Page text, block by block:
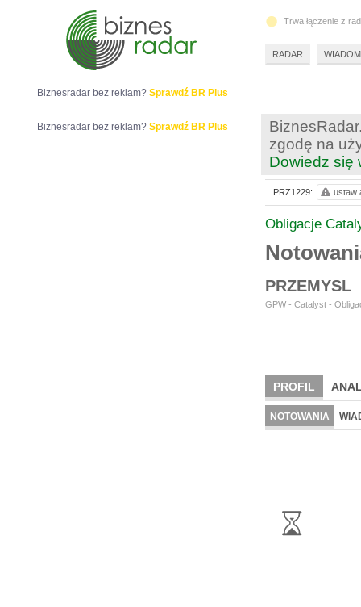
zgodę na
Dowiedz się
Obligacje
PRZEMYSL
GPW - Catalyst -
PROFIL
NOTOWANIA
PRZ1229: ustaw
Biznesradar bez reklam? Sprawdź BR Plus
Biznesradar bez reklam? Sprawdź BR Plus
Trwa łączenie z
RADAR